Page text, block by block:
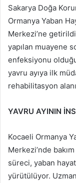
Sakarya Doğa
Ormanya Yaban
Merkezi’ne
yapılan muayene
enfeksiyonu
yavru ayıya ilk
rehabilitasyon
YAVRU AYININ
Kocaeli Ormanya
Merkezi’nde
süreci, yaban
yürütülüyor.